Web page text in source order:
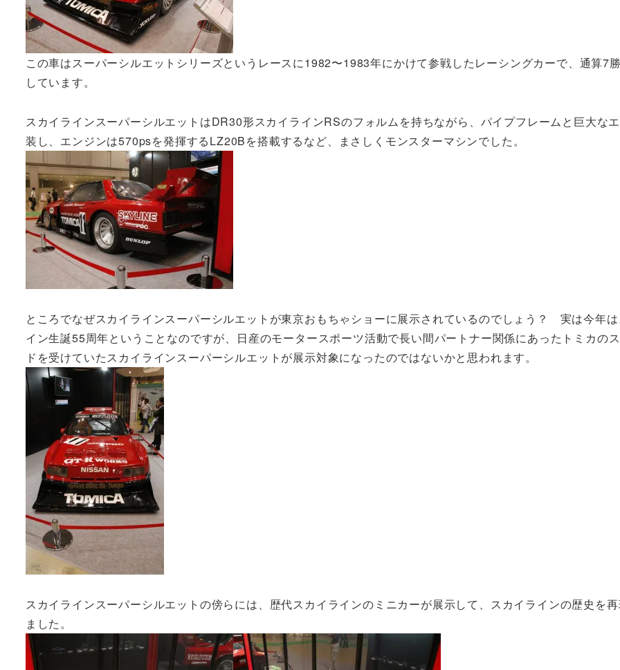
この車はスーパーシルエットシリーズというレースに1982〜1983年にかけて参戦したレーシングカーで、通算7
しています。
スカイラインスーパーシルエットはDR30形スカイラインRSのフォルムを持ちながら、パイプフレームと巨大な
装し、エンジンは570psを発揮するLZ20Bを搭載するなど、まさしくモンスターマシンでした。
ところでなぜスカイラインスーパーシルエットが東京おもちゃショーに展示されているのでしょう？ 実は今年は
イン生誕55周年ということなのですが、日産のモータースポーツ活動で長い間パートナー関係にあったトミカの
ドを受けていたスカイラインスーパーシルエットが展示対象になったのではないかと思われます。
スカイラインスーパーシルエットの傍らには、歴代スカイラインのミニカーが展示して、スカイラインの歴史を
ました。